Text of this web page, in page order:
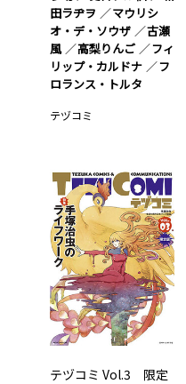
田ラヂヲ
マウリシ
オ・デ・ソウザ
古瀬
風
高梨りんご
フィ
リップ・カルドナ
フ
ロランス・トルタ
テヅコミ
テヅコミ Vol.3 限定